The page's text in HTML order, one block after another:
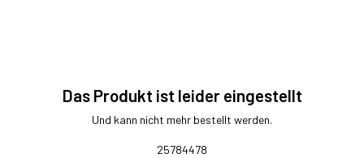
Das Produkt ist leider eingestellt
Und kann nicht mehr bestellt werden.
25784478